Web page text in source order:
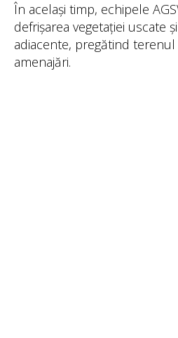
În același timp, echipele
defrișarea vegetației uscate
adiacente, pregătind
amenajări.